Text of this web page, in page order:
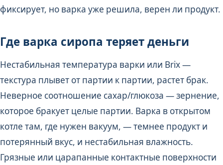
фиксирует, но варка уже решила, верен ли продукт.
Где варка сиропа теряет деньги
Нестабильная температура варки или Brix —
текстура плывет от партии к партии, растет брак.
Неверное соотношение сахар/глюкоза — зернение,
которое бракует целые партии. Варка в открытом
котле там, где нужен вакуум, — темнее продукт и
потерянный вкус, и нестабильная влажность.
Грязные или царапанные контактные поверхности